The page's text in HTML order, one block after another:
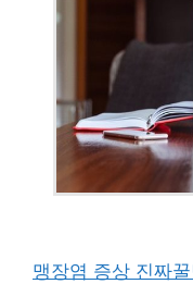
맹장염 증상 진짜꿀